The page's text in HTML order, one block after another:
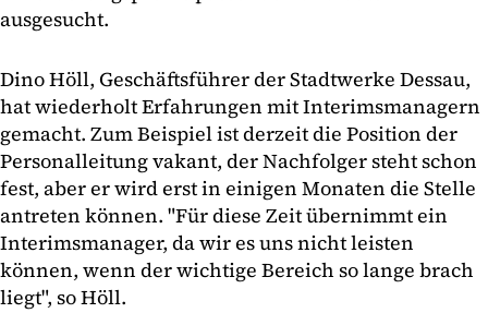
ausgesucht.
Dino Höll, Geschäftsführer der Stadtwerke Dessau,
hat wiederholt Erfahrungen mit Interimsmanagern
gemacht. Zum Beispiel ist derzeit die Position der
Personalleitung vakant, der Nachfolger steht schon
fest, aber er wird erst in einigen Monaten die Stelle
antreten können. "Für diese Zeit übernimmt ein
Interimsmanager, da wir es uns nicht leisten
können, wenn der wichtige Bereich so lange brach
liegt", so Höll.